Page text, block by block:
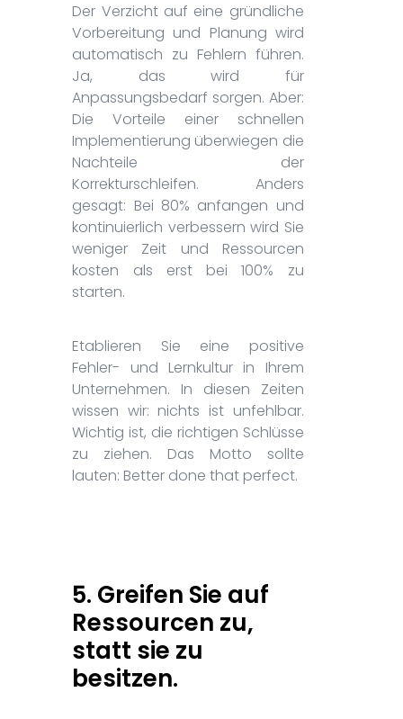
Der Verzicht auf eine gründliche
Vorbereitung und Planung wird
automatisch zu Fehlern führen.
Ja, das wird für
Anpassungsbedarf sorgen. Aber:
Die Vorteile einer schnellen
Implementierung überwiegen die
Nachteile der
Korrekturschleifen. Anders
gesagt: Bei 80% anfangen und
kontinuierlich verbessern wird Sie
weniger Zeit und Ressourcen
kosten als erst bei 100% zu
starten.
Etablieren Sie eine positive
Fehler- und Lernkultur in Ihrem
Unternehmen. In diesen Zeiten
wissen wir: nichts ist unfehlbar.
Wichtig ist, die richtigen Schlüsse
zu ziehen. Das Motto sollte
lauten: Better done that perfect.
5. Greifen Sie auf
Ressourcen zu,
statt sie zu
besitzen.